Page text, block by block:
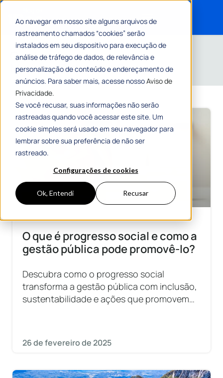
Ao navegar em nosso site alguns arquivos de
rastreamento chamados “cookies” serão
instalados em seu dispositivo para execução de
análise de tráfego de dados, de relevância e
personalização de conteúdo e endereçamento de
anúncios. Para saber mais, acesse nossoAviso de
Privacidade.
Se você recusar, suas informações não serão
rastreadas quando você acessar este site. Um
cookie simples será usado em seu navegador para
lembrar sobre sua preferência de não ser
rastreado.
Configurações de cookies
Ok, Entendi Recusar
Home»Arquivos para Mariana Dutra dos Santos» Página 3
Conteúdos de
Mariana Dutra dos Santos
O que é progresso social e como a
gestão pública pode promovê-lo?
Descubra como o progresso social
transforma a gestão pública com inclusão,
sustentabilidade e ações que promovem
26 de fevereiro de 2025